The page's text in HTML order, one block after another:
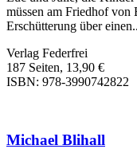
müssen am Friedhof von
Erschütterung über
Verlag Federfrei
187 Seiten, 13,90 €
ISBN: 978-3990742822
Michael Blihall